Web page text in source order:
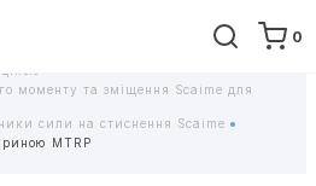
0
вимірювальні прилади
датчики Scaime - Купити датчики
моменту та зміщення Scaime для
сили на стиснення Scaime
MTRP